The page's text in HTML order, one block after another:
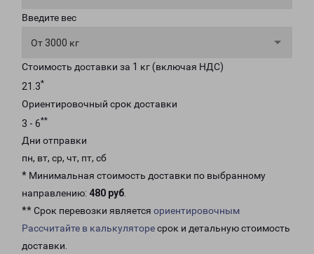
Введите вес
От 3000 кг
Стоимость доставки за 1 кг (включая НДС)
21.3*
Ориентировочный срок доставки
3 - 6**
Дни отправки
пн, вт, ср, чт, пт, сб
* Минимальная стоимость доставки по выбранному
направлению: 480 руб.
** Срок перевозки является ориентировочным
Рассчитайте в калькуляторесрок и детальную стоимость
доставки.